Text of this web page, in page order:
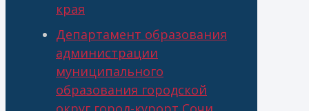
края
Департамент образования
администрации
муниципального
образования городской